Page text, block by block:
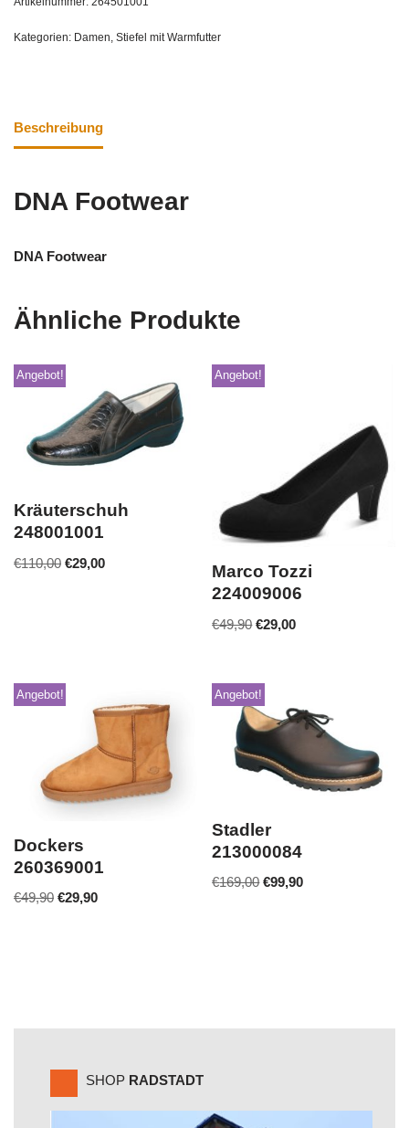
Kategorien: Damen Stiefel mit Warmfutter
Beschreibung
DNA Footwear
DNA Footwear
Ähnliche Produkte
Angebot!
Kräuterschuh
248001001
€110,00 €29,00
Angebot!
Marco Tozzi
224009006
€49,90 €29,00
Angebot!
Dockers
260369001
€49,90 €29,90
Angebot!
Stadler
213000084
€169,00 €99,90
SHOP RADSTADT